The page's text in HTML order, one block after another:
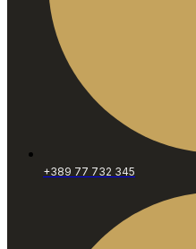
+389 77 732 345